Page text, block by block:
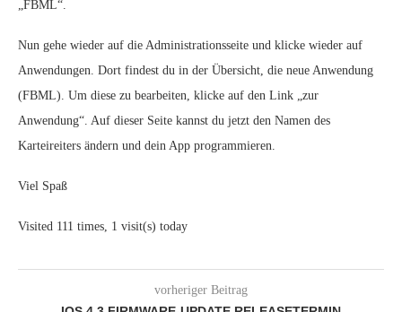
„FBML“.
Nun gehe wieder auf die Administrationsseite und klicke wieder auf
Anwendungen. Dort findest du in der Übersicht, die neue Anwendung
(FBML). Um diese zu bearbeiten, klicke auf den Link „zur
Anwendung“. Auf dieser Seite kannst du jetzt den Namen des
Karteireiters ändern und dein App programmieren.
Viel Spaß
Visited 111 times, 1 visit(s) today
vorheriger Beitrag